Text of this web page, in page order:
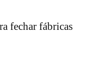
fechar fábricas